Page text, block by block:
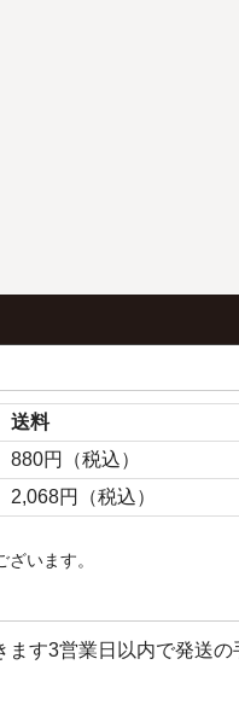
送料
880円（税込）
2,068円（税込）
います。
ます3営業日以内で発送の